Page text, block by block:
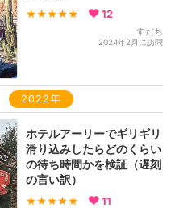
★★★★★ 12
すだち
2024年2月に訪問
2022年
ホテルアーリーでギリギリ
滑り込みしたらどのくらい
の待ち時間かを検証（遅刻
の言い訳）
★★★★★ 11